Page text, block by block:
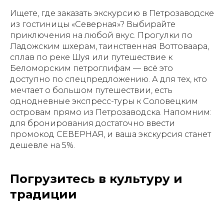
Ищете, где заказать экскурсию в Петрозаводске
из гостиницы «Северная»? Выбирайте
приключения на любой вкус. Прогулки по
Ладожским шхерам, таинственная Воттоваара,
сплав по реке Шуя или путешествие к
Беломорским петроглифам — всё это
доступно по спецпредложению. А для тех, кто
мечтает о большом путешествии, есть
однодневные экспресс-туры к Соловецким
островам прямо из Петрозаводска. Напомним:
для бронирования достаточно ввести
промокод СЕВЕРНАЯ, и ваша экскурсия станет
дешевле на 5%.
Погрузитесь в культуру и
традиции